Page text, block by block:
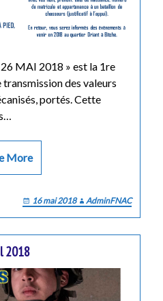
26 MAI 2018 » est la 1re
des valeurs
portés. Cette
More
16 mai 2018 AdminFNAC
2018